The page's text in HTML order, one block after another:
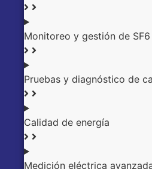
Monitoreo y gestión de SF6
Pruebas y diagnóstico de
Calidad de energía
Medición eléctrica